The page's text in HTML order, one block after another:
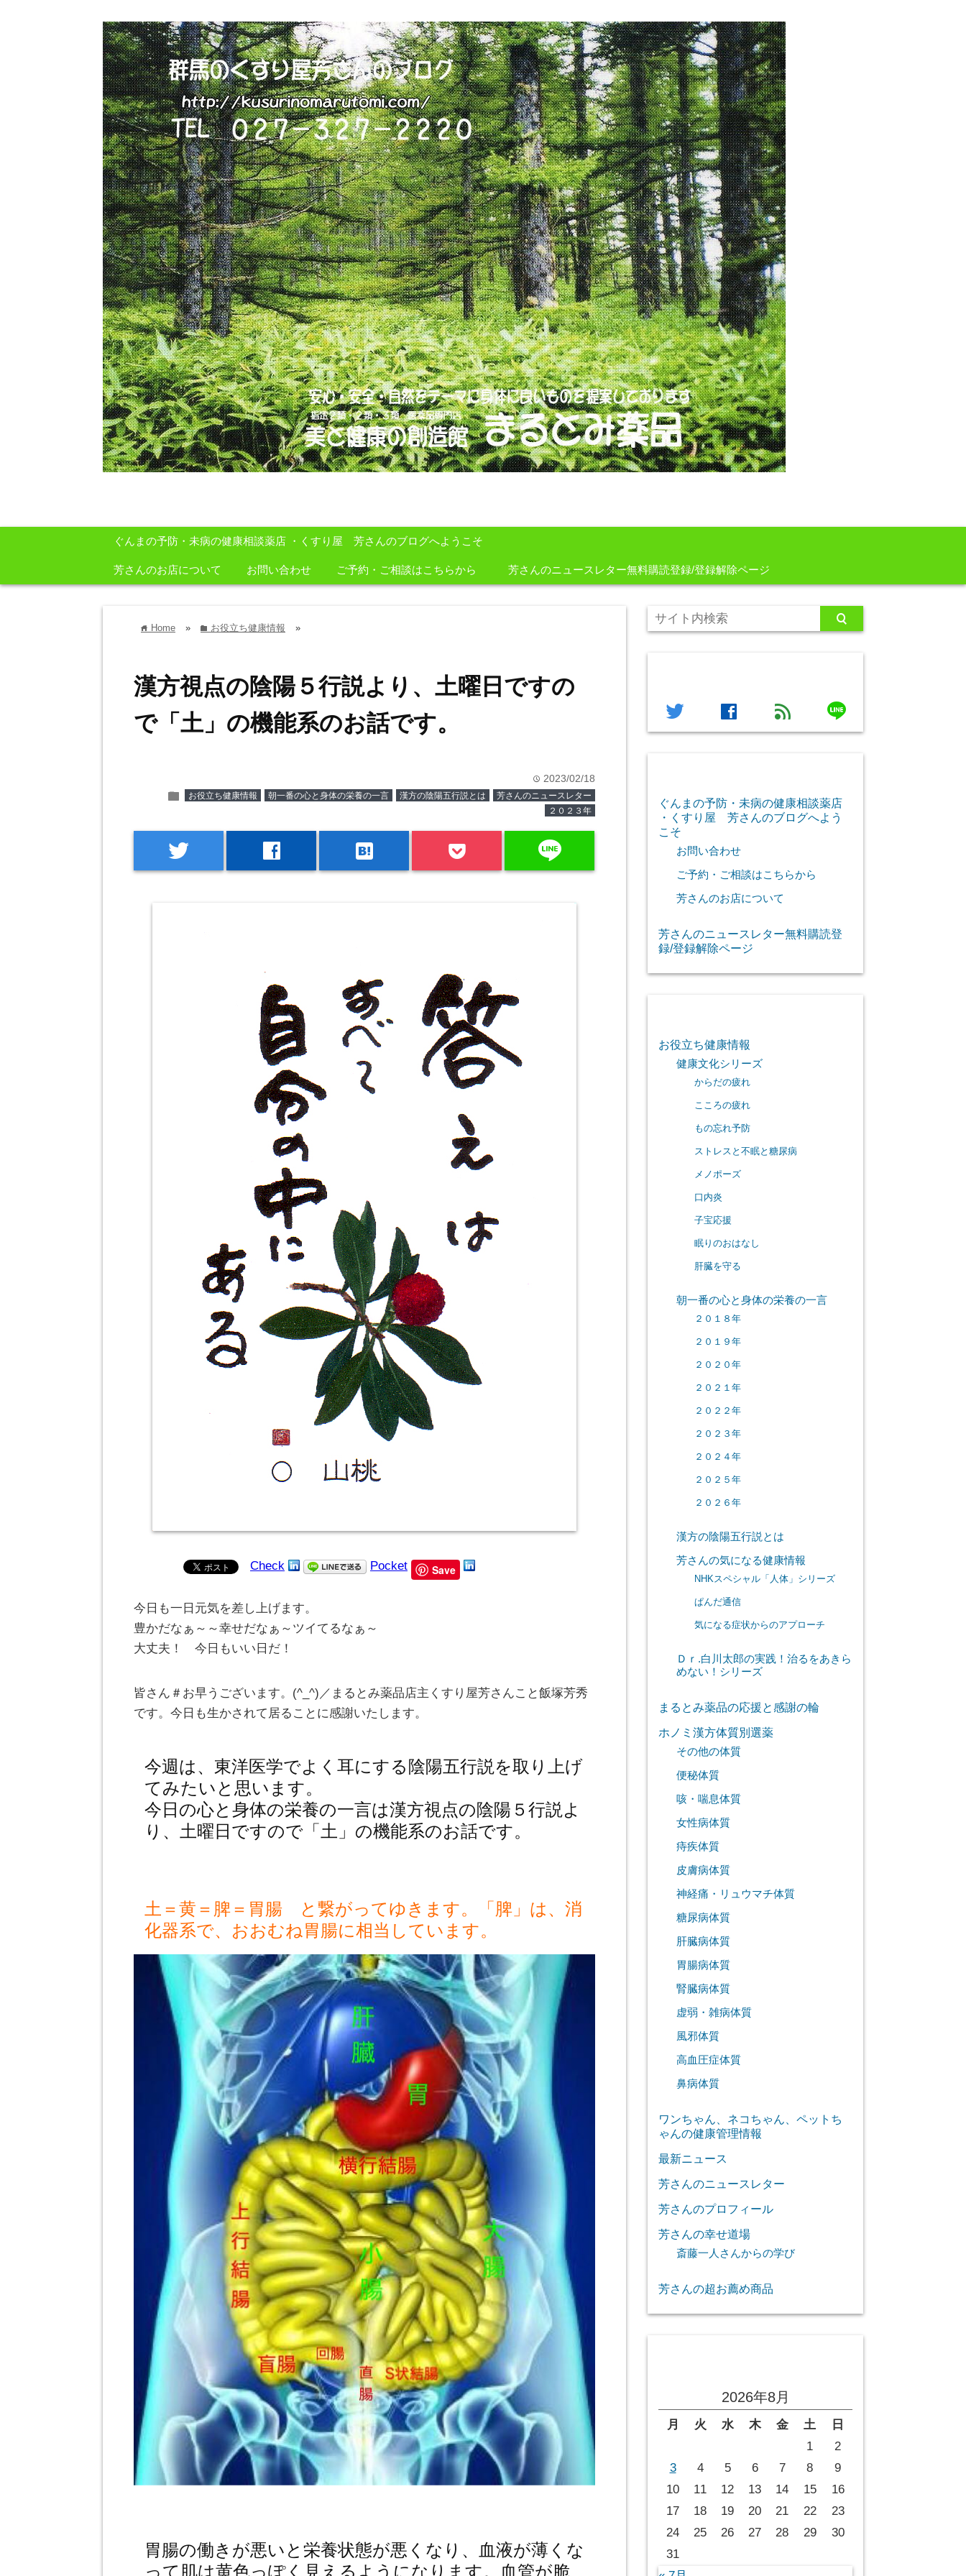
ぐんまの予防・未病の健康相談薬店 ・くすり屋 芳さんのブログへようこそ
芳さんのお店について お問い合わせ ご予約・ご相談はこちらから 芳さんのニュースレター無料購読登録/登録解除ページ
home Home » folder お役立ち健康情報 »
漢方視点の陰陽５行説より、土曜日ですの
で「土」の機能系のお話です。
time 2023/02/18
folder お役立ち健康情報 朝一番の心と身体の栄養の一言 漢方の陰陽五行説とは
芳さんのニュースレター
２０２３年
twitter facebook hatenabookmark line
Check Pocket Save
今日も一日元気を差し上げます。
豊かだなぁ～～幸せだなぁ～ツイてるなぁ～
大丈夫！ 今日もいい日だ！
皆さん＃お早うございます。(^_^)／まるとみ薬品店主くすり屋芳さんこと飯塚芳秀
です。今日も生かされて居ることに感謝いたします。
今週は、東洋医学でよく耳にする陰陽五行説を取り上げ
てみたいと思います。
今日の心と身体の栄養の一言は漢方視点の陰陽５行説よ
り、土曜日ですので「土」の機能系のお話です。
土＝黄＝脾＝胃腸 と繋がってゆきます。「脾」は、消
化器系で、おおむね胃腸に相当しています。
胃腸の働きが悪いと栄養状態が悪くなり、血液が薄くな
って肌は黄色っぽく見えるようになります。血管が脆
twitter facebook feed line
ぐんまの予防・未病の健康相談薬店
・くすり屋 芳さんのブログへよう
こそ
お問い合わせ
ご予約・ご相談はこちらから
芳さんのお店について
芳さんのニュースレター無料購読登
録/登録解除ページ
お役立ち健康情報
健康文化シリーズ
からだの疲れ
こころの疲れ
もの忘れ予防
ストレスと不眠と糖尿病
メノポーズ
口内炎
子宝応援
眠りのおはなし
肝臓を守る
朝一番の心と身体の栄養の一言
２０１８年
２０１９年
２０２０年
２０２１年
２０２２年
２０２３年
２０２４年
２０２５年
２０２６年
漢方の陰陽五行説とは
芳さんの気になる健康情報
NHKスペシャル「人体」シリーズ
ぱんだ通信
気になる症状からのアプローチ
Ｄｒ.白川太郎の実践！治るをあきら
めない！シリーズ
まるとみ薬品の応援と感謝の輪
ホノミ漢方体質別選薬
その他の体質
便秘体質
咳・喘息体質
女性病体質
痔疾体質
皮膚病体質
神経痛・リュウマチ体質
糖尿病体質
肝臓病体質
胃腸病体質
腎臓病体質
虚弱・雑病体質
風邪体質
高血圧症体質
鼻病体質
ワンちゃん、ネコちゃん、ペットち
ゃんの健康管理情報
最新ニュース
芳さんのニュースレター
芳さんのプロフィール
芳さんの幸せ道場
斎藤一人さんからの学び
芳さんの超お薦め商品
2026年8月
月 火 水 木 金 土
日
1
2
3
4 5 6 7 8
9
10
11 12 13 14 15
16
17
18 19 20 21 22
23
24
25 26 27 28 29
30
31